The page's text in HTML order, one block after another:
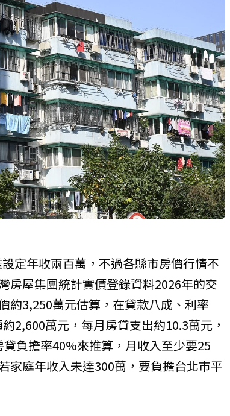
定年收兩百萬，不過各縣市房價行情不
房屋集團統計實價登錄資料2026年的交
約3,250萬元估算，在貸款八成、利率
2,600萬元，每月房貸支出約10.3萬元，
負擔率40%來推算，月收入至少要25
家庭年收入未達300萬，要負擔台北市平